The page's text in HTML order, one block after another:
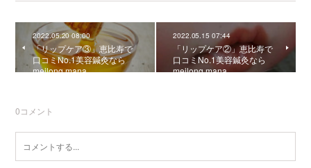
2022.05.20 08:00
「リップケア③」恵比寿で
口コミNo.1美容鍼灸なら
meilong mana
2022.05.15 07:44
「リップケア②」恵比寿で
口コミNo.1美容鍼灸なら
meilong mana
0コメント